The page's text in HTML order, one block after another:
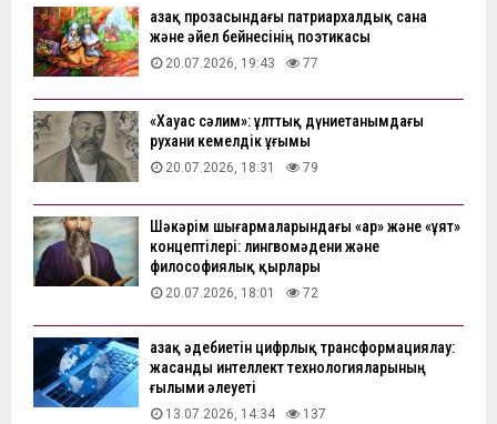
Қазақ прозасындағы патриархалдық сана
және әйел бейнесінің поэтикасы
20.07.2026, 19:43 77
«Хауас сәлим»: ұлттық дүниетанымдағы
рухани кемелдік ұғымы
20.07.2026, 18:31 79
Шәкәрім шығармаларындағы «ар» және «ұят»
концептілері: лингвомәдени және
философиялық қырлары
20.07.2026, 18:01 72
Қазақ әдебиетін цифрлық трансформациялау:
жасанды интеллект технологияларының
ғылыми әлеуеті
13.07.2026, 14:34 137